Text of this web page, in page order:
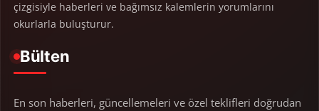
çizgisiyle haberleri ve bağımsız kalemlerin yorumlarını
okurlarla buluşturur.
Bülten
En son haberleri, güncellemeleri ve özel teklifleri doğrudan